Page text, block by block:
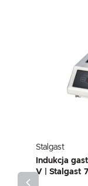
Stalgast
Indukcja
V | Stalgast